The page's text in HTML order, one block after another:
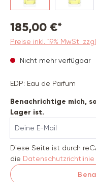
185,00 €*
Preise inkl. 19% MwSt.
Nicht mehr verfügbar
EDP: Eau de Parfum
Benachrichtige mich,
Lager ist.
Diese Seite ist durch
die Datenschutzrichtlinie